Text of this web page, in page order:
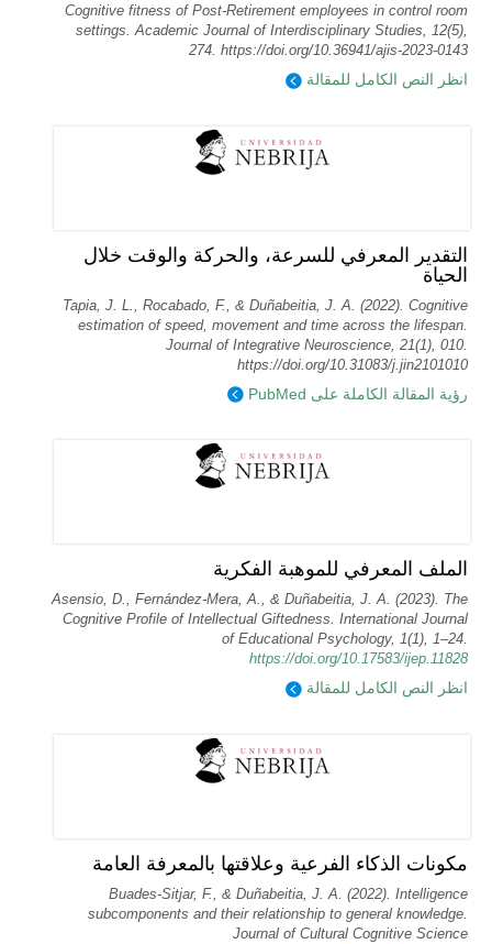
Cognitive fitness of Post-Retirement employees in control room
settings. Academic Journal of Interdisciplinary Studies, 12(5),
274. https://doi.org/10.36941/ajis-2023-0143
انظر النص الكامل للمقالة
التقدير المعرفي للسرعة، والحركة والوقت خلال
الحياة
Tapia, J. L., Rocabado, F., & Duñabeitia, J. A. (2022). Cognitive
estimation of speed, movement and time across the lifespan.
Journal of Integrative Neuroscience, 21(1), 010.
https://doi.org/10.31083/j.jin2101010
رؤية المقالة الكاملة على PubMed
الملف المعرفي للموهبة الفكرية
Asensio, D., Fernández-Mera, A., & Duñabeitia, J. A. (2023). The
Cognitive Profile of Intellectual Giftedness. International Journal
of Educational Psychology, 1(1), 1–24.
https://doi.org/10.17583/ijep.11828
انظر النص الكامل للمقالة
مكونات الذكاء الفرعية وعلاقتها بالمعرفة العامة
Buades-Sitjar, F., & Duñabeitia, J. A. (2022). Intelligence
subcomponents and their relationship to general knowledge.
Journal of Cultural Cognitive Science